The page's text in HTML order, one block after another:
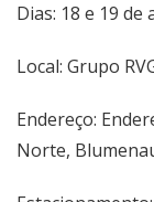
Dias: 18 e 19 de
Local: Grupo
Endereço:
Norte,